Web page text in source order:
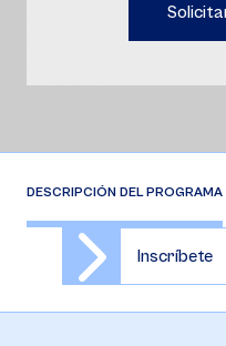
DESCRIPCIÓN DEL PROGRAMA
Inscríbete